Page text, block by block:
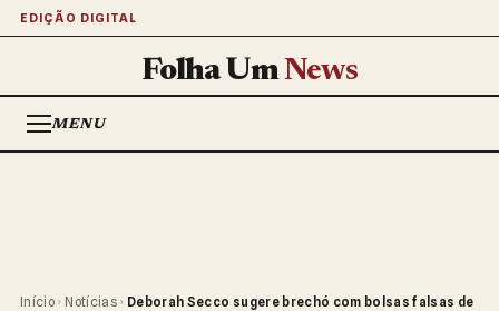
EDIÇÃO DIGITAL
Folha UmNews
MENU
Início › Notícias › Deborah Secco sugere brechó com bolsas falsas de